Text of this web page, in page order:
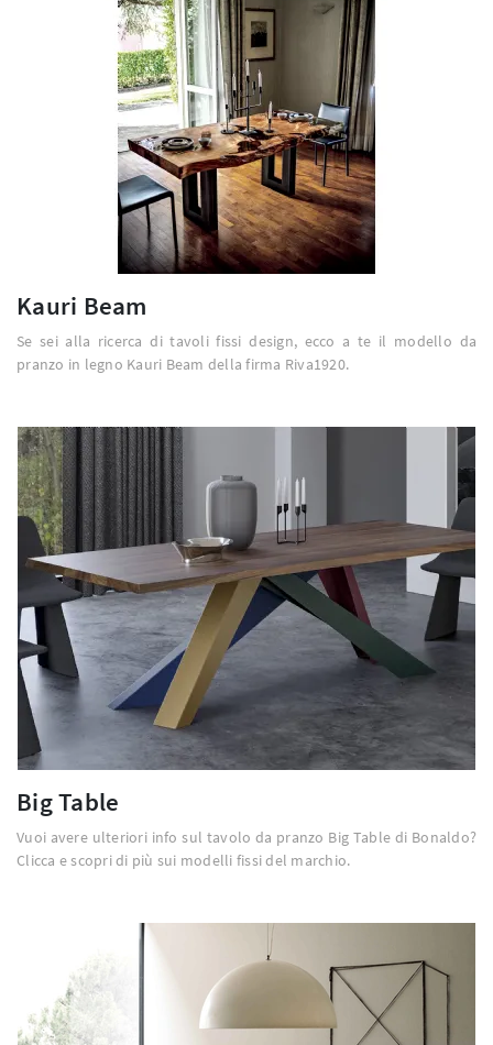
Kauri Beam
Se sei alla ricerca di tavoli fissi design, ecco a te il modello da
pranzo in legno Kauri Beam della firma Riva1920.
Big Table
Vuoi avere ulteriori info sul tavolo da pranzo Big Table di Bonaldo?
Clicca e scopri di più sui modelli fissi del marchio.